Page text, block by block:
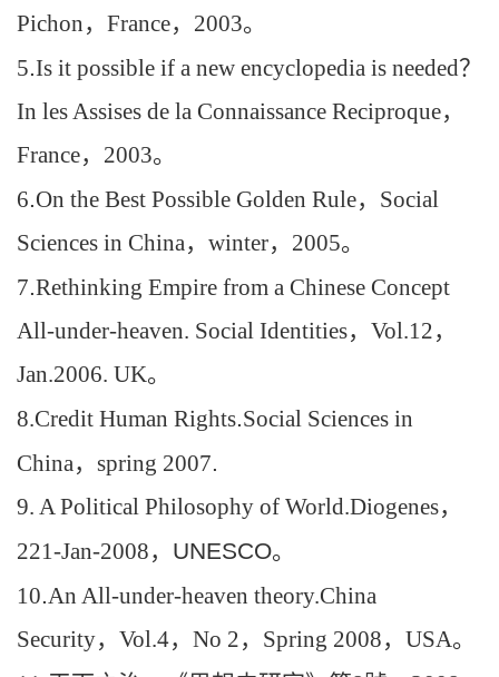
Pichon， France， 2003。
5.Is it possible if a new encyclopedia is needed？
In les Assises de la Connaissance Reciproque，
France， 2003。
6.On the Best Possible Golden Rule， Social
Sciences in China， winter， 2005。
7.Rethinking Empire from a Chinese Concept
All-under-heaven. Social Identities， Vol.12，
Jan.2006. UK。
8.Credit Human Rights.Social Sciences in
China， spring 2007.
9. A Political Philosophy of World.Diogenes，
221-Jan-2008， UNESCO。
10.An All-under-heaven theory.China
Security， Vol.4， No 2， Spring 2008， USA。